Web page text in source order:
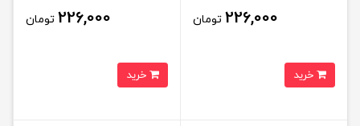
226,000 تومان 226,000 تومان